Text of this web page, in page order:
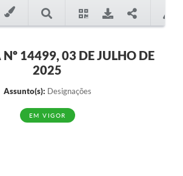
Nº 14499, 03 DE JULHO DE
2025
Assunto(s): Designações
EM VIGOR